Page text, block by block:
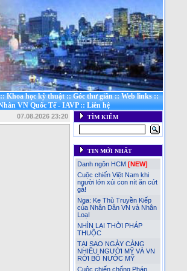
Khoa học kỹ thuật::Góc thư giãn::Web links::
VN Quốc Tế - IAVP::Liên hệ
07.08.2026 23:20 TÌM KIẾM
TIN MỚI NHẤT
Danh ngôn HCM [NEW]
Cuộc chiến Việt Nam khi
người lớn xúi con nít ăn cứt
gà!
Nga: Ke Thù Truyền Kiếp
của Nhân Dân VN và Nhân
LoạI
NHÌN LẠI THỜI PHÁP
THUỘC
TẠI SAO NGÀY CÀNG
NHIỀU NGƯỜI MỸ VÀ VN
RỜI BỎ NƯỚC MỸ
Cuộc chiến chống Pháp